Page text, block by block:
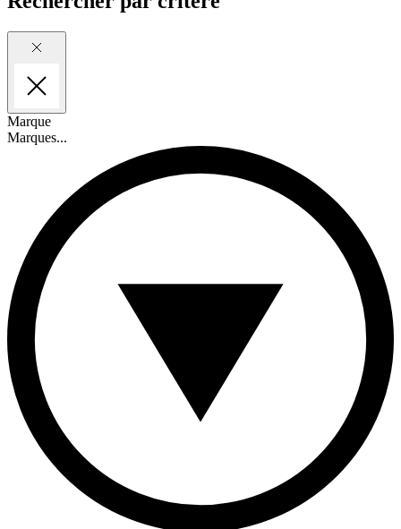
Marque
Marques...